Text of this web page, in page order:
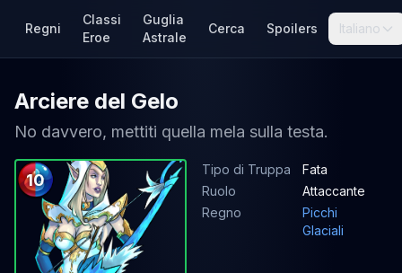
Regni
Classi
Eroe
Guglia
Astrale
Cerca Spoilers Italiano
Arciere del Gelo
No davvero, mettiti quella mela sulla testa.
10
Tipo di Truppa
Fata
Ruolo
Attaccante
Regno
Picchi
Glaciali